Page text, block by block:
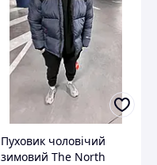
Пуховик чоловічий
зимовий The North